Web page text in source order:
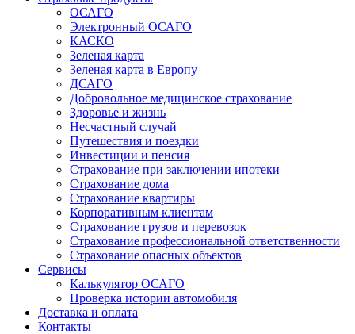
ОСАГО
Электронный ОСАГО
КАСКО
Зеленая карта
Зеленая карта в Европу
ДСАГО
Добровольное медицинское страхование
Здоровье и жизнь
Несчастный случай
Путешествия и поездки
Инвестиции и пенсия
Страхование при заключении ипотеки
Страхование дома
Страхование квартиры
Корпоративным клиентам
Страхование грузов и перевозок
Страхование профессиональной ответственности
Страхование опасных объектов
Сервисы
Калькулятор ОСАГО
Проверка истории автомобиля
Доставка и оплата
Контакты